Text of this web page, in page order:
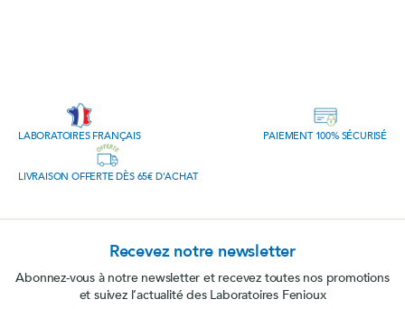
LABORATOIRES FRANÇAIS PAIEMENT 100% SÉCURISÉ
LIVRAISON OFFERTE DÈS 65€ D'ACHAT
Recevez notre newsletter
Abonnez-vous à notre newsletter et recevez toutes nos promotions
et suivez l’actualité des Laboratoires Fenioux